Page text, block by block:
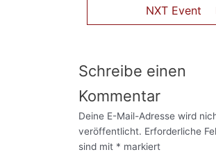
NXT Event
Schreibe einen
Kommentar
Deine E-Mail-Adresse wird
veröffentlicht. Erforderliche
sind mit * markiert